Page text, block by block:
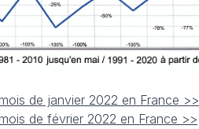
de janvier 2022 en France >>
de février 2022 en France >>